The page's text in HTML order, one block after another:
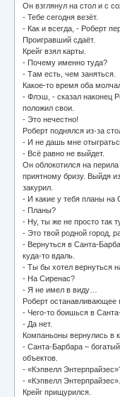
Он взглянул на стол и с
- Тебе сегодня везёт.
- Как и всегда, - Роберт
Проигравший сдаёт.
Крейг взял карты.
- Почему именно туда?
- Там есть, чем заняться.
Какое-то время оба
- Флэш, - сказал наконец
положил свои.
- Это нечестно!
Роберт поднялся из-за
- И не дашь мне
- Всё равно не выйдет.
Он облокотился на
приятному бризу. Выйдя
закурил.
- И какие у тебя планы на
- Планы?
- Ну, ты же не просто так
- Это твой родной город,
- Вернуться в Санта-
куда-то вдаль.
- Ты бы хотел вернуться
- На Сиренас?
- Я не имел в виду…
Роберт останавливающее
- Чего-то боишься в
- Да нет.
Компаньоны вернулись в
- Санта-Барбара –
объектов.
- «Кэпвелл
- «Кэпвелл Энтерпрайзес».
Крейг прищурился.